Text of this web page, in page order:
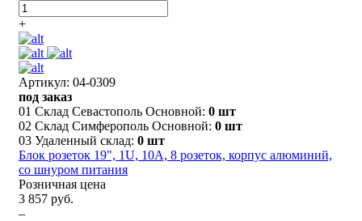
+
Артикул: 04-0309
под заказ
01 Склад Севастополь Основной: 0 шт
02 Склад Симферополь Основной: 0 шт
03 Удаленный склад: 0 шт
Блок розеток 19", 1U, 10А, 8 розеток, корпус алюминий,
со шнуром питания
Розничная цена
3 857 руб.
–